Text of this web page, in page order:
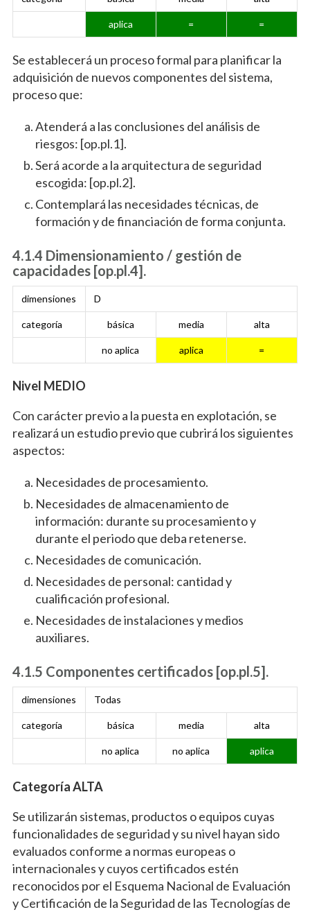
aplica = =
Se establecerá un proceso formal para planificar la
adquisición de nuevos componentes del sistema,
proceso que:
Atenderá a las conclusiones del análisis de
riesgos: [op.pl.1].
Será acorde a la arquitectura de seguridad
escogida: [op.pl.2].
Contemplará las necesidades técnicas, de
formación y de financiación de forma conjunta.
4.1.4 Dimensionamiento / gestión de
capacidades [op.pl.4].
dimensiones D
categoría básica media alta
no aplica aplica =
Nivel MEDIO
Con carácter previo a la puesta en explotación, se
realizará un estudio previo que cubrirá los siguientes
aspectos:
Necesidades de procesamiento.
Necesidades de almacenamiento de
información: durante su procesamiento y
durante el periodo que deba retenerse.
Necesidades de comunicación.
Necesidades de personal: cantidad y
cualificación profesional.
Necesidades de instalaciones y medios
auxiliares.
4.1.5 Componentes certificados [op.pl.5].
dimensiones Todas
categoría básica media alta
no aplica no aplica aplica
Categoría ALTA
Se utilizarán sistemas, productos o equipos cuyas
funcionalidades de seguridad y su nivel hayan sido
evaluados conforme a normas europeas o
internacionales y cuyos certificados estén
reconocidos por el Esquema Nacional de Evaluación
y Certificación de la Seguridad de las Tecnologías de